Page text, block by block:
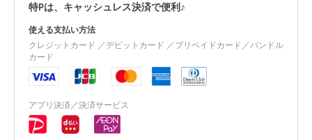
特Pは、キャッシュレス決済で便利♪
使える支払い方法
クレジットカード ／デビットカード ／プリペイドカード／バンドル
カード
アプリ決済／決済サービス